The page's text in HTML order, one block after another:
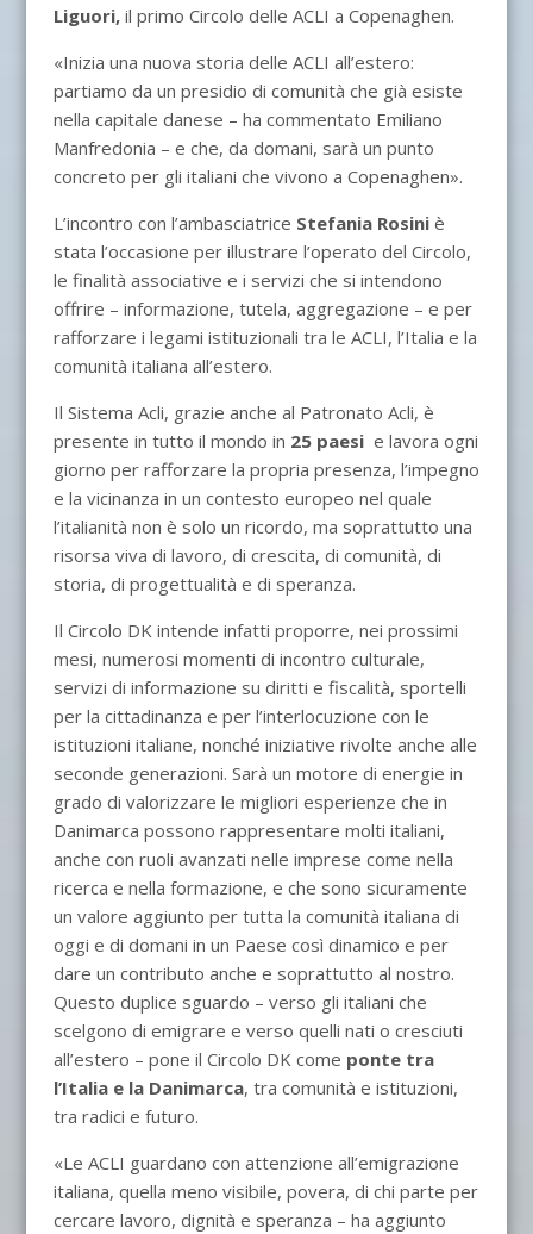
Liguori,il primo Circolo delle ACLI a Copenaghen.
«Inizia una nuova storia delle ACLI all’estero:
partiamo da un presidio di comunità che già esiste
nella capitale danese – ha commentato Emiliano
Manfredonia – e che, da domani, sarà un punto
concreto per gli italiani che vivono a Copenaghen».
L’incontro con l’ambasciatrice Stefania Rosiniè
stata l’occasione per illustrare l’operato del Circolo,
le finalità associative e i servizi che si intendono
offrire – informazione, tutela, aggregazione – e per
rafforzare i legami istituzionali tra le ACLI, l’Italia e la
comunità italiana all’estero.
Il Sistema Acli, grazie anche al Patronato Acli, è
presente in tutto il mondo in 25 paesie lavora ogni
giorno per rafforzare la propria presenza, l’impegno
e la vicinanza in un contesto europeo nel quale
l’italianità non è solo un ricordo, ma soprattutto una
risorsa viva di lavoro, di crescita, di comunità, di
storia, di progettualità e di speranza.
Il Circolo DK intende infatti proporre, nei prossimi
mesi, numerosi momenti di incontro culturale,
servizi di informazione su diritti e fiscalità, sportelli
per la cittadinanza e per l’interlocuzione con le
istituzioni italiane, nonché iniziative rivolte anche alle
seconde generazioni. Sarà un motore di energie in
grado di valorizzare le migliori esperienze che in
Danimarca possono rappresentare molti italiani,
anche con ruoli avanzati nelle imprese come nella
ricerca e nella formazione, e che sono sicuramente
un valore aggiunto per tutta la comunità italiana di
oggi e di domani in un Paese così dinamico e per
dare un contributo anche e soprattutto al nostro.
Questo duplice sguardo – verso gli italiani che
scelgono di emigrare e verso quelli nati o cresciuti
all’estero – pone il Circolo DK come ponte tra
l’Italia e la Danimarca, tra comunità e istituzioni,
tra radici e futuro.
«Le ACLI guardano con attenzione all’emigrazione
italiana, quella meno visibile, povera, di chi parte per
cercare lavoro, dignità e speranza – ha aggiunto